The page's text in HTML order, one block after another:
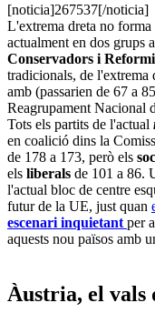
[noticia]267537[/noticia]
L'extrema dreta no
actualment en dos grups
Conservadors i
tradicionals, de l'extrema
amb (passarien de 67 a
Reagrupament Nacional
Tots els partits de l'actual
en coalició dins la
de 178 a 173, però els
els liberals de 101 a 86.
l'actual bloc de centre
futur de la UE, just quan
escenari inquietant per
aquests nou països amb
Àustria, el vals